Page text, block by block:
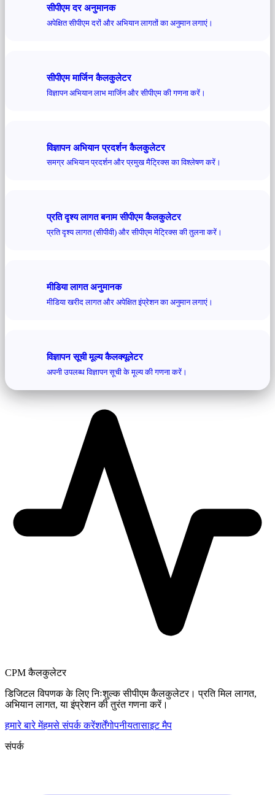
सीपीएम दर अनुमानक
अपेक्षित सीपीएम दरों और अभियान लागतों का अनुमान लगाएं।
सीपीएम मार्जिन कैलकुलेटर
विज्ञापन अभियान लाभ मार्जिन और सीपीएम की गणना करें।
विज्ञापन अभियान प्रदर्शन कैलकुलेटर
समग्र अभियान प्रदर्शन और प्रमुख मैट्रिक्स का विश्लेषण करें।
प्रति दृश्य लागत बनाम सीपीएम कैलकुलेटर
प्रति दृश्य लागत (सीपीवी) और सीपीएम मेट्रिक्स की तुलना करें।
मीडिया लागत अनुमानक
मीडिया खरीद लागत और अपेक्षित इंप्रेशन का अनुमान लगाएं।
विज्ञापन सूची मूल्य कैलक्यूलेटर
अपनी उपलब्ध विज्ञापन सूची के मूल्य की गणना करें।
CPM कैलकुलेटर
डिजिटल विपणक के लिए निःशुल्क सीपीएम कैलकुलेटर। प्रति मिल लागत,
अभियान लागत, या इंप्रेशन की तुरंत गणना करें।
हमारे बारे मेंहमसे संपर्क करेंशर्तेंगोपनीयतासाइट मैप
संपर्क